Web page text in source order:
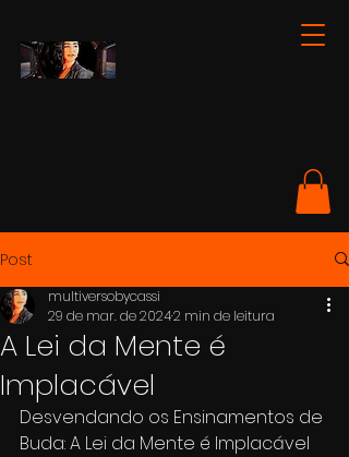
Post
A Lei da Mente é
Implacável
multiversobycassi
29 de mar. de 20242 min de leitura
Desvendando os Ensinamentos de
Buda: A Lei da Mente é Implacável